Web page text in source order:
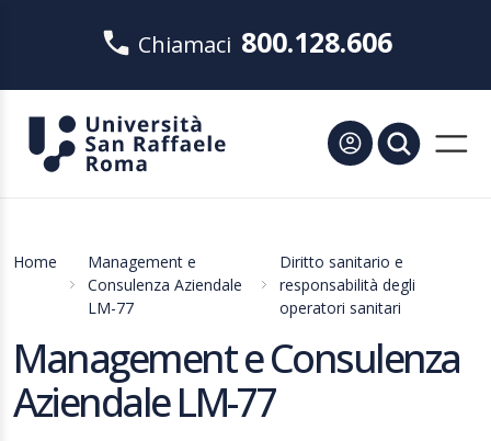
Chiamaci 800.128.606
Home
Management e
Consulenza Aziendale
LM-77
Diritto sanitario e
responsabilità degli
operatori sanitari
Management e Consulenza
Aziendale LM-77